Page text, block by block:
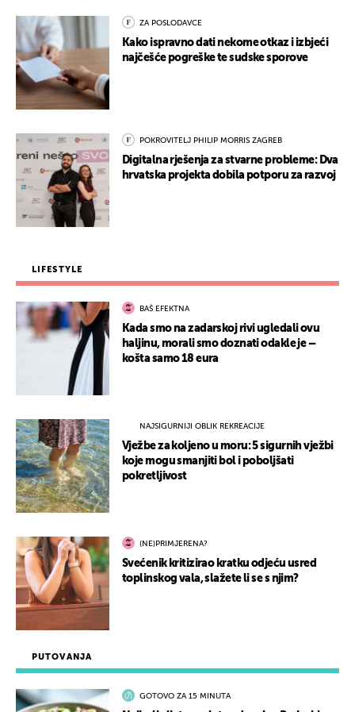
PUTOVANJA
GOTOVO ZA 15 MINUTA
ZA POSLODAVCE
Kako ispravno dati nekome otkaz i izbjeći
najčešće pogreške te sudske sporove
POKROVITELJ PHILIP MORRIS ZAGREB
Digitalna rješenja za stvarne probleme: Dva
hrvatska projekta dobila potporu za razvoj
LIFESTYLE
BAŠ EFEKTNA
Kada smo na zadarskoj rivi ugledali ovu
haljinu, morali smo doznati odakle je –
košta samo 18 eura
NAJSIGURNIJI OBLIK REKREACIJE
Vježbe za koljeno u moru: 5 sigurnih vježbi
koje mogu smanjiti bol i poboljšati
pokretljivost
(NE)PRIMJERENA?
Svećenik kritizirao kratku odjeću usred
toplinskog vala, slažete li se s njim?